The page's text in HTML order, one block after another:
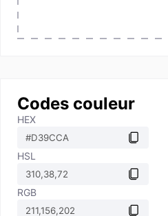
Codes couleur
HEX
HSL
RGB